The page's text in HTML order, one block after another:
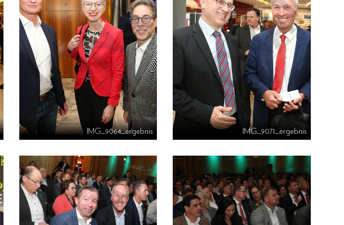
IMG_9064_ergebnis IMG_9071_ergebnis